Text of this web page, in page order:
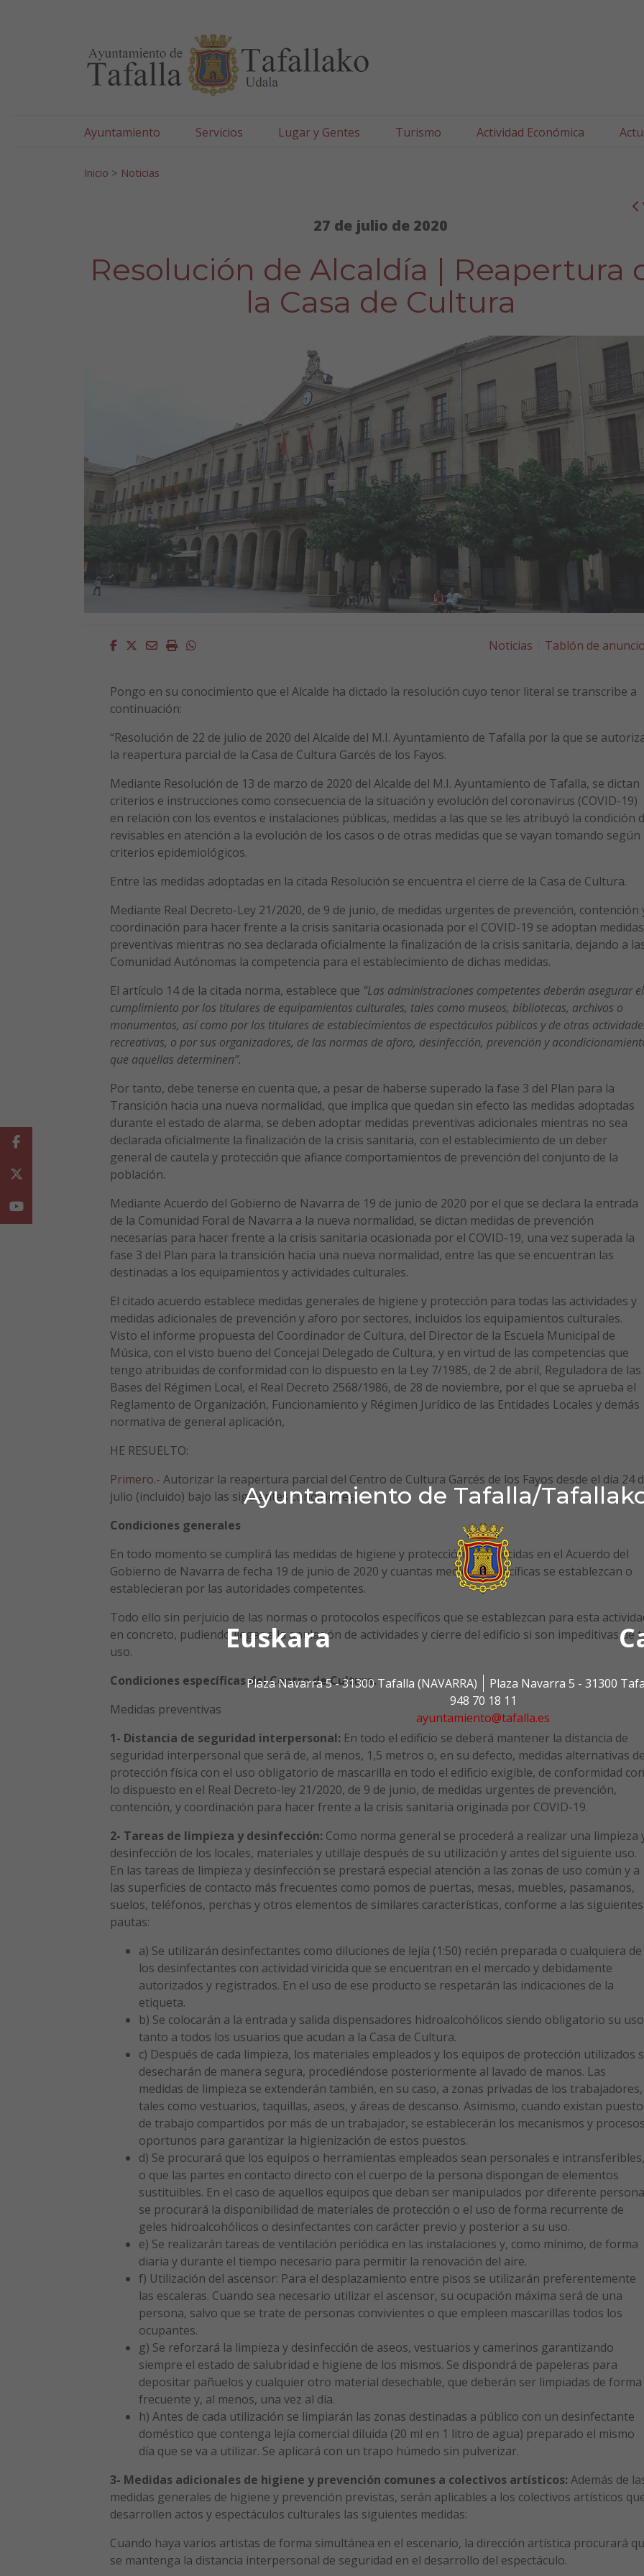
Ayuntamiento de Tafalla/
Euskara
Plaza Navarra 5 - 31300 Tafalla (NAVARRA)
Plaza Navarra 5 - 31300
948 70 18 11
ayuntamiento@tafalla.es
Ayuntamiento Servicios Lugar y Gentes Turismo Actividad Económica
Inicio > Noticias
27 de julio de 2020
Resolución de Alcaldía | Reapertura
la Casa de Cultura
Facebook
Twitter
EmailImprimirWhatsapp Noticias Tablón de
Pongo en su conocimiento que el Alcalde ha dictado la resolución cuyo tenor literal se transcribe a
continuación:
“Resolución de 22 de julio de 2020 del Alcalde del M.I. Ayuntamiento de Tafalla por la que se
la reapertura parcial de la Casa de Cultura Garcés de los Fayos.
Mediante Resolución de 13 de marzo de 2020 del Alcalde del M.I. Ayuntamiento de Tafalla, se dictan
criterios e instrucciones como consecuencia de la situación y evolución del coronavirus (COVID-19)
en relación con los eventos e instalaciones públicas, medidas a las que se les atribuyó la condición
revisables en atención a la evolución de los casos o de otras medidas que se vayan tomando según
criterios epidemiológicos.
Entre las medidas adoptadas en la citada Resolución se encuentra el cierre de la Casa de Cultura.
Mediante Real Decreto-Ley 21/2020, de 9 de junio, de medidas urgentes de prevención, contención
coordinación para hacer frente a la crisis sanitaria ocasionada por el COVID-19 se adoptan medidas
preventivas mientras no sea declarada oficialmente la finalización de la crisis sanitaria, dejando a
Comunidad Autónomas la competencia para el establecimiento de dichas medidas.
El artículo 14 de la citada norma, establece que “Las administraciones competentes deberán asegurar el
cumplimiento por los titulares de equipamientos culturales, tales como museos, bibliotecas, archivos o
monumentos, así como por los titulares de establecimientos de espectáculos públicos y de otras
recreativas, o por sus organizadores, de las normas de aforo, desinfección, prevención y
que aquellas determinen”.
Por tanto, debe tenerse en cuenta que, a pesar de haberse superado la fase 3 del Plan para la
Transición hacia una nueva normalidad, que implica que quedan sin efecto las medidas adoptadas
durante el estado de alarma, se deben adoptar medidas preventivas adicionales mientras no sea
declarada oficialmente la finalización de la crisis sanitaria, con el establecimiento de un deber
general de cautela y protección que afiance comportamientos de prevención del conjunto de la
población.
Mediante Acuerdo del Gobierno de Navarra de 19 de junio de 2020 por el que se declara la entrada
de la Comunidad Foral de Navarra a la nueva normalidad, se dictan medidas de prevención
necesarias para hacer frente a la crisis sanitaria ocasionada por el COVID-19, una vez superada la
fase 3 del Plan para la transición hacia una nueva normalidad, entre las que se encuentran las
destinadas a los equipamientos y actividades culturales.
El citado acuerdo establece medidas generales de higiene y protección para todas las actividades y
medidas adicionales de prevención y aforo por sectores, incluidos los equipamientos culturales.
Visto el informe propuesta del Coordinador de Cultura, del Director de la Escuela Municipal de
Música, con el visto bueno del Concejal Delegado de Cultura, y en virtud de las competencias que
tengo atribuidas de conformidad con lo dispuesto en la Ley 7/1985, de 2 de abril, Reguladora de las
Bases del Régimen Local, el Real Decreto 2568/1986, de 28 de noviembre, por el que se aprueba el
Reglamento de Organización, Funcionamiento y Régimen Jurídico de las Entidades Locales y demás
normativa de general aplicación,
HE RESUELTO:
Primero.- Autorizar la reapertura parcial del Centro de Cultura Garcés de los Fayos desde el día 24
julio (incluido) bajo las siguientes condiciones:
Condiciones generales
En todo momento se cumplirá las medidas de higiene y protección establecidas en el Acuerdo del
Gobierno de Navarra de fecha 19 de junio de 2020 y cuantas medidas específicas se establezcan o
establecieran por las autoridades competentes.
Todo ello sin perjuicio de las normas o protocolos específicos que se establezcan para esta
en concreto, pudiendo llegar a la anulación de actividades y cierre del edificio si son impeditivas de
uso.
Condiciones específicas del Centro de Cultura.
Medidas preventivas
1- Distancia de seguridad interpersonal: En todo el edificio se deberá mantener la distancia de
seguridad interpersonal que será de, al menos, 1,5 metros o, en su defecto, medidas alternativas
protección física con el uso obligatorio de mascarilla en todo el edificio exigible, de conformidad con
lo dispuesto en el Real Decreto-ley 21/2020, de 9 de junio, de medidas urgentes de prevención,
contención, y coordinación para hacer frente a la crisis sanitaria originada por COVID-19.
2- Tareas de limpieza y desinfección: Como norma general se procederá a realizar una limpieza
desinfección de los locales, materiales y utillaje después de su utilización y antes del siguiente uso.
En las tareas de limpieza y desinfección se prestará especial atención a las zonas de uso común y a
las superficies de contacto más frecuentes como pomos de puertas, mesas, muebles, pasamanos,
suelos, teléfonos, perchas y otros elementos de similares características, conforme a las siguientes
pautas:
a) Se utilizarán desinfectantes como diluciones de lejía (1:50) recién preparada o cualquiera de
los desinfectantes con actividad viricida que se encuentran en el mercado y debidamente
autorizados y registrados. En el uso de ese producto se respetarán las indicaciones de la
etiqueta.
b) Se colocarán a la entrada y salida dispensadores hidroalcohólicos siendo obligatorio su uso
tanto a todos los usuarios que acudan a la Casa de Cultura.
c) Después de cada limpieza, los materiales empleados y los equipos de protección utilizados
desecharán de manera segura, procediéndose posteriormente al lavado de manos. Las
medidas de limpieza se extenderán también, en su caso, a zonas privadas de los trabajadores,
tales como vestuarios, taquillas, aseos, y áreas de descanso. Asimismo, cuando existan
de trabajo compartidos por más de un trabajador, se establecerán los mecanismos y
oportunos para garantizar la higienización de estos puestos.
d) Se procurará que los equipos o herramientas empleados sean personales e intransferibles,
o que las partes en contacto directo con el cuerpo de la persona dispongan de elementos
sustituibles. En el caso de aquellos equipos que deban ser manipulados por diferente
se procurará la disponibilidad de materiales de protección o el uso de forma recurrente de
geles hidroalcohólicos o desinfectantes con carácter previo y posterior a su uso.
e) Se realizarán tareas de ventilación periódica en las instalaciones y, como mínimo, de forma
diaria y durante el tiempo necesario para permitir la renovación del aire.
f) Utilización del ascensor: Para el desplazamiento entre pisos se utilizarán preferentemente
las escaleras. Cuando sea necesario utilizar el ascensor, su ocupación máxima será de una
persona, salvo que se trate de personas convivientes o que empleen mascarillas todos los
ocupantes.
g) Se reforzará la limpieza y desinfección de aseos, vestuarios y camerinos garantizando
siempre el estado de salubridad e higiene de los mismos. Se dispondrá de papeleras para
depositar pañuelos y cualquier otro material desechable, que deberán ser limpiadas de forma
frecuente y, al menos, una vez al día.
h) Antes de cada utilización se limpiarán las zonas destinadas a público con un desinfectante
doméstico que contenga lejía comercial diluida (20 ml en 1 litro de agua) preparado el mismo
día que se va a utilizar. Se aplicará con un trapo húmedo sin pulverizar.
3- Medidas adicionales de higiene y prevención comunes a colectivos artísticos: Además de
medidas generales de higiene y prevención previstas, serán aplicables a los colectivos artísticos
desarrollen actos y espectáculos culturales las siguientes medidas:
Cuando haya varios artistas de forma simultánea en el escenario, la dirección artística procurará
se mantenga la distancia interpersonal de seguridad en el desarrollo del espectáculo.
Facebook
Youtube